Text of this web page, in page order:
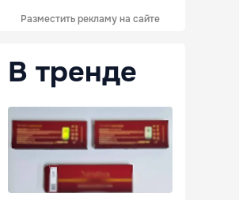
Разместить рекламу на сайте
В тренде